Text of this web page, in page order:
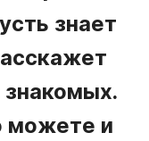
знает
можете и